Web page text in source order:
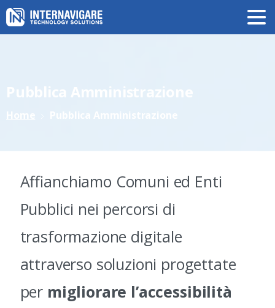
Pubblica Amministrazione
Home Pubblica Amministrazione
Affianchiamo Comuni ed Enti
Pubblici nei percorsi di
trasformazione digitale
attraverso soluzioni progettate
per migliorare l’accessibilità